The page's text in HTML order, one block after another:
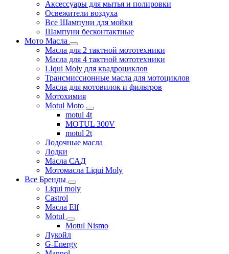
Аксессуары для мытья и полировки
Освежители воздуха
Все Шампуни для мойки
Шампуни бесконтактные
Мото Масла
Масла для 2 тактной мототехники
Масла для 4 тактной мототехники
LIqui Moly для квадроциклов
Трансмиссионные масла для мотоциклов
Масла для мотовилок и фильтров
Мотохимия
Motul Moto
motul 4t
MOTUL 300V
motul 2t
Лодочные масла
Лодки
Масла САД
Мотомасла Liqui Moly
Все Бренды
Liqui moly
Castrol
Масла Elf
Motul
Motul Nismo
Лукойл
G-Energy